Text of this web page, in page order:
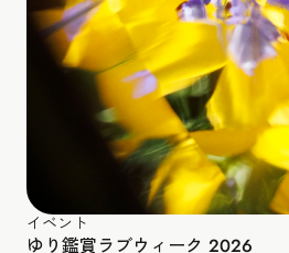
イベント
ゆり鑑賞ラブウィーク 2026